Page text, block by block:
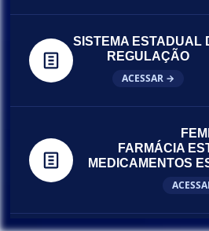
SISTEMA ESTADUAL
REGULAÇÃO
ACESSAR →
FARMÁCIA
MEDICAMENTOS